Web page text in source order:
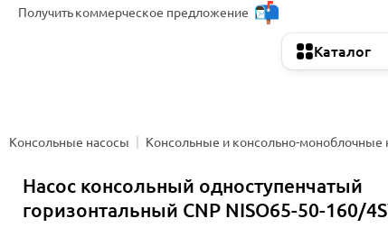
Получитькоммерческое предложение
Каталог
Консольные насосы Консольные и консольно-моноблочные
Насос консольный одноступенчатый
горизонтальный CNP NISO65-50-160/